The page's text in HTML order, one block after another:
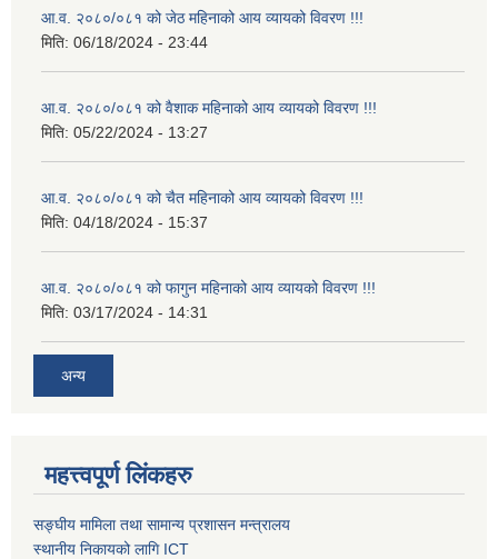
आ.व. २०८०/०८१ को जेठ महिनाको आय व्यायको विवरण !!!
मिति: 06/18/2024 - 23:44
आ.व. २०८०/०८१ को वैशाक महिनाको आय व्यायको विवरण !!!
मिति: 05/22/2024 - 13:27
आ.व. २०८०/०८१ को चैत महिनाको आय व्यायको विवरण !!!
मिति: 04/18/2024 - 15:37
आ.व. २०८०/०८१ को फागुन महिनाको आय व्यायको विवरण !!!
मिति: 03/17/2024 - 14:31
अन्य
महत्त्वपूर्ण लिंकहरु
सङ्घीय मामिला तथा सामान्य प्रशासन मन्त्रालय
स्थानीय निकायको लागि ICT